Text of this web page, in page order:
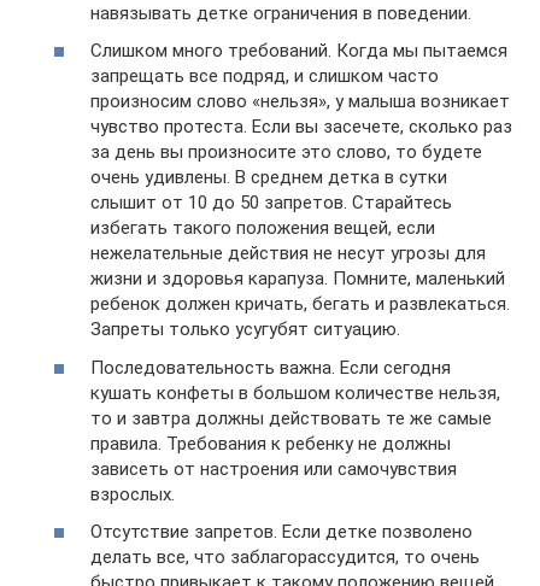
навязывать детке ограничения в поведении.
Слишком много требований. Когда мы пытаемся
запрещать все подряд, и слишком часто
произносим слово «нельзя», у малыша возникает
чувство протеста. Если вы засечете, сколько раз
за день вы произносите это слово, то будете
очень удивлены. В среднем детка в сутки
слышит от 10 до 50 запретов. Старайтесь
избегать такого положения вещей, если
нежелательные действия не несут угрозы для
жизни и здоровья карапуза. Помните, маленький
ребенок должен кричать, бегать и развлекаться.
Запреты только усугубят ситуацию.
Последовательность важна. Если сегодня
кушать конфеты в большом количестве нельзя,
то и завтра должны действовать те же самые
правила. Требования к ребенку не должны
зависеть от настроения или самочувствия
взрослых.
Отсутствие запретов. Если детке позволено
делать все, что заблагорассудится, то очень